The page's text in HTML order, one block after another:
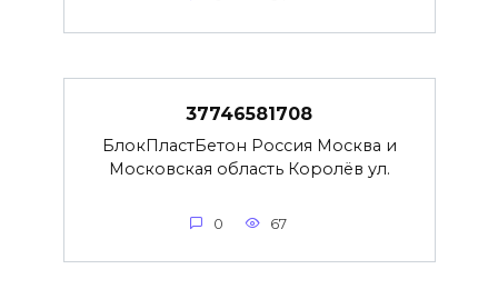
37746581708
БлокПластБетон Россия Москва и
Московская область Королёв ул.
0 67